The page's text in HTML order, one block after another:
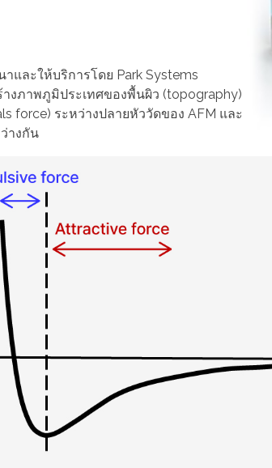
และให้บริการโดย Park Systems
งภาพภูมิประเทศของพื้นผิว (topography)
force) ระหว่างปลายหัววัดของ AFM และ
างกัน